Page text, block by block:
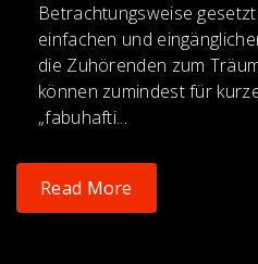
Betrachtungsweise
einfachen und
die Zuhörenden zum
können zumindest für
„fabuhafti...
Read More